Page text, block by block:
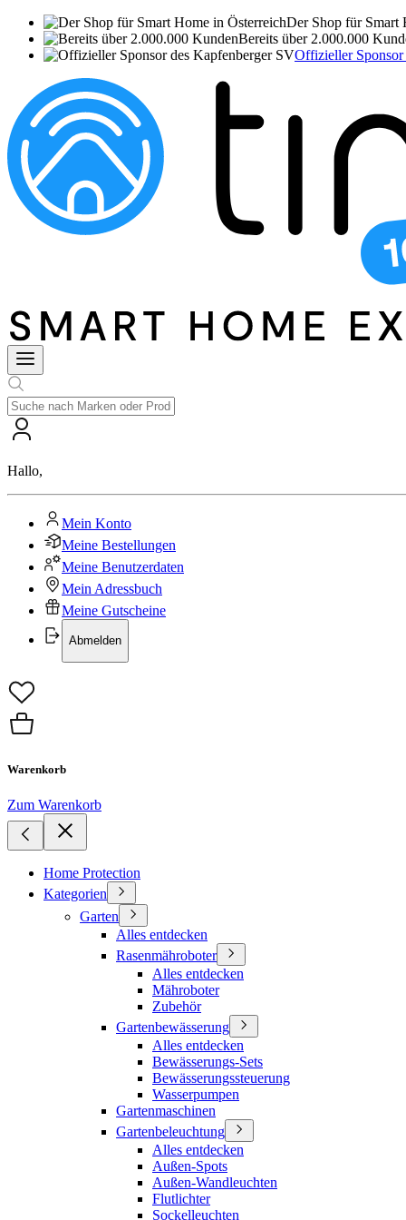
Der Shop für Smart
Bereits über 2.000.000
Offizieller
Hallo,
Mein Konto
Meine Bestellungen
Meine Benutzerdaten
Mein Adressbuch
Meine Gutscheine
Abmelden
Warenkorb
Zum Warenkorb
Home Protection
Kategorien
Garten
Alles entdecken
Rasenmähroboter
Alles entdecken
Mähroboter
Zubehör
Gartenbewässerung
Alles entdecken
Bewässerungs-Sets
Bewässerungssteuerung
Wasserpumpen
Gartenmaschinen
Gartenbeleuchtung
Alles entdecken
Außen-Spots
Außen-Wandleuchten
Flutlichter
Sockelleuchten